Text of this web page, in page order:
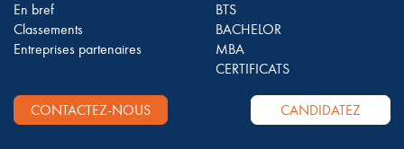
En bref
Classements
Entreprises partenaires
BTS
BACHELOR
MBA
CERTIFICATS
CONTACTEZ-NOUS CANDIDATEZ